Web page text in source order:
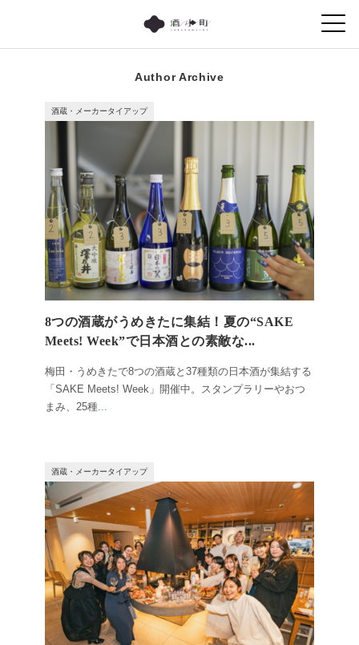
Author Archive
酒蔵・メーカータイアップ
8つの酒蔵がうめきたに集結！夏の“SAKE
Meets! Week”で日本酒との素敵な...
梅田・うめきたで8つの酒蔵と37種類の日本酒が集結する
「SAKE Meets! Week」開催中。スタンプラリーやおつ
まみ、25種...
酒蔵・メーカータイアップ